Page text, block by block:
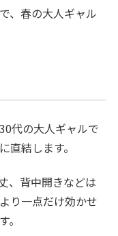
、春の大人ギャル
代の大人ギャルで
直結します。
、背中開きなどは
り一点だけ効かせ